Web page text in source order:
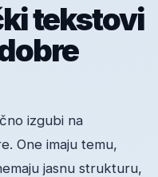
tekstovi
izgubi na
One imaju temu,
jasnu strukturu,